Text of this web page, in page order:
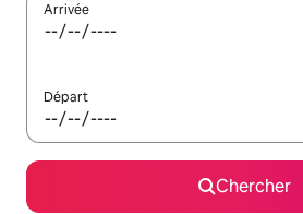
Arrivée
Départ
Chercher